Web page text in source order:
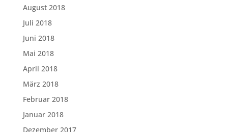
August 2018
Juli 2018
Juni 2018
Mai 2018
April 2018
März 2018
Februar 2018
Januar 2018
Dezember 2017